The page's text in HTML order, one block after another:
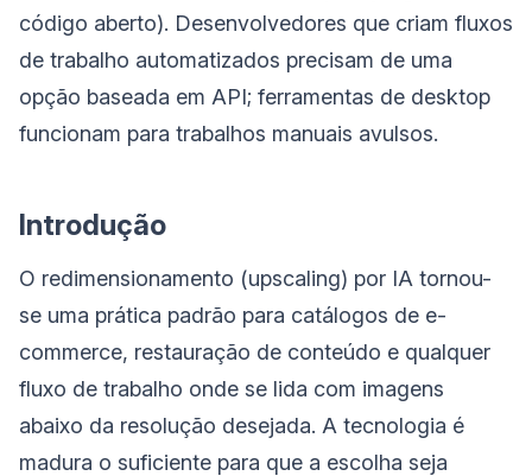
código aberto). Desenvolvedores que criam fluxos
de trabalho automatizados precisam de uma
opção baseada em API; ferramentas de desktop
funcionam para trabalhos manuais avulsos.
Introdução
O redimensionamento (upscaling) por IA tornou-
se uma prática padrão para catálogos de e-
commerce, restauração de conteúdo e qualquer
fluxo de trabalho onde se lida com imagens
abaixo da resolução desejada. A tecnologia é
madura o suficiente para que a escolha seja